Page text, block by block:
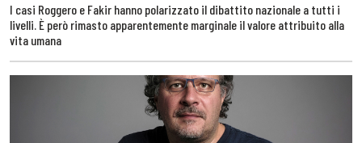
I casi Roggero e Fakir hanno polarizzato il dibattito nazionale a tutti i
livelli. È però rimasto apparentemente marginale il valore attribuito alla
vita umana